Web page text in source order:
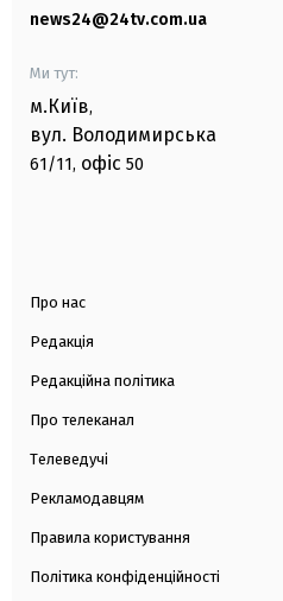
news24@24tv.com.ua
Ми тут:
м.Київ,
вул. Володимирська
61/11, офіс 50
Про нас
Редакція
Редакційна політика
Про телеканал
Телеведучі
Рекламодавцям
Правила користування
Політика конфіденційності